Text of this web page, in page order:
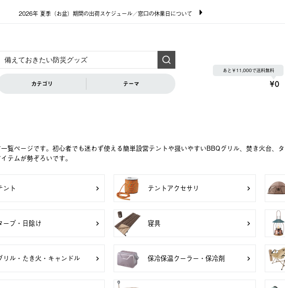
2026年 夏季（お盆）期間の出荷スケジュール／窓口の休業日について
カテゴリ テーマ
あと￥11,000で送料無料
¥0
覧ページです。初心者でも迷わず使える簡単設営テントや扱いやすいBBQグリル、焚き火台、
テムが勢ぞろいです。
ント テントアクセサリ
ープ・日除け 寝具
リル・たき火・キャンドル 保冷保温クーラー・保冷剤